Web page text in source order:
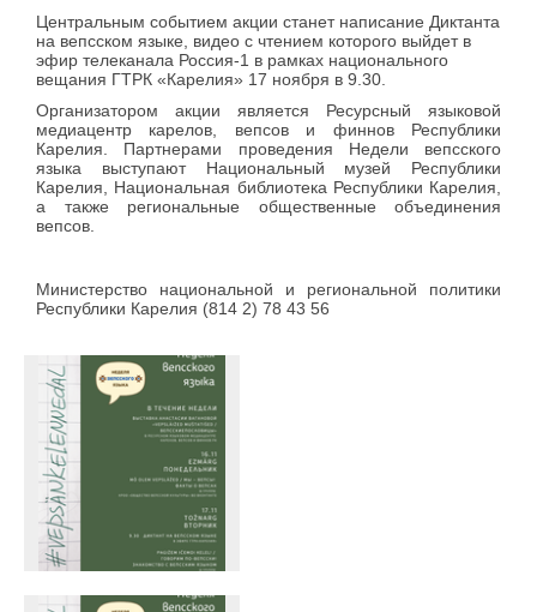
Центральным событием акции станет написание Диктанта
на вепсском языке, видео с чтением которого выйдет в
эфир телеканала Россия-1 в рамках национального
вещания ГТРК «Карелия» 17 ноября в 9.30.
Организатором акции является Ресурсный языковой
медиацентр карелов, вепсов и финнов Республики
Карелия. Партнерами проведения Недели вепсского
языка выступают Национальный музей Республики
Карелия, Национальная библиотека Республики Карелия,
а также региональные общественные объединения
вепсов.
Министерство национальной и региональной политики
Республики Карелия (814 2) 78 43 56